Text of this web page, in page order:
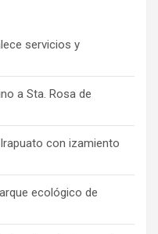
servicios y
a Sta. Rosa de
con izamiento
ecológico de